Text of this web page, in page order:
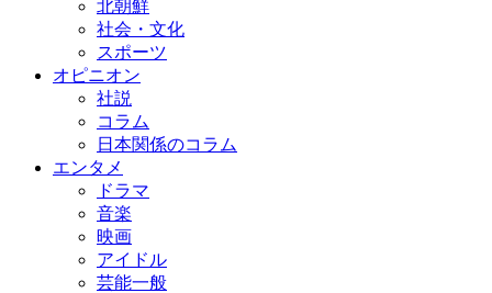
北朝鮮
社会・文化
スポーツ
オピニオン
社説
コラム
日本関係のコラム
エンタメ
ドラマ
音楽
映画
アイドル
芸能一般